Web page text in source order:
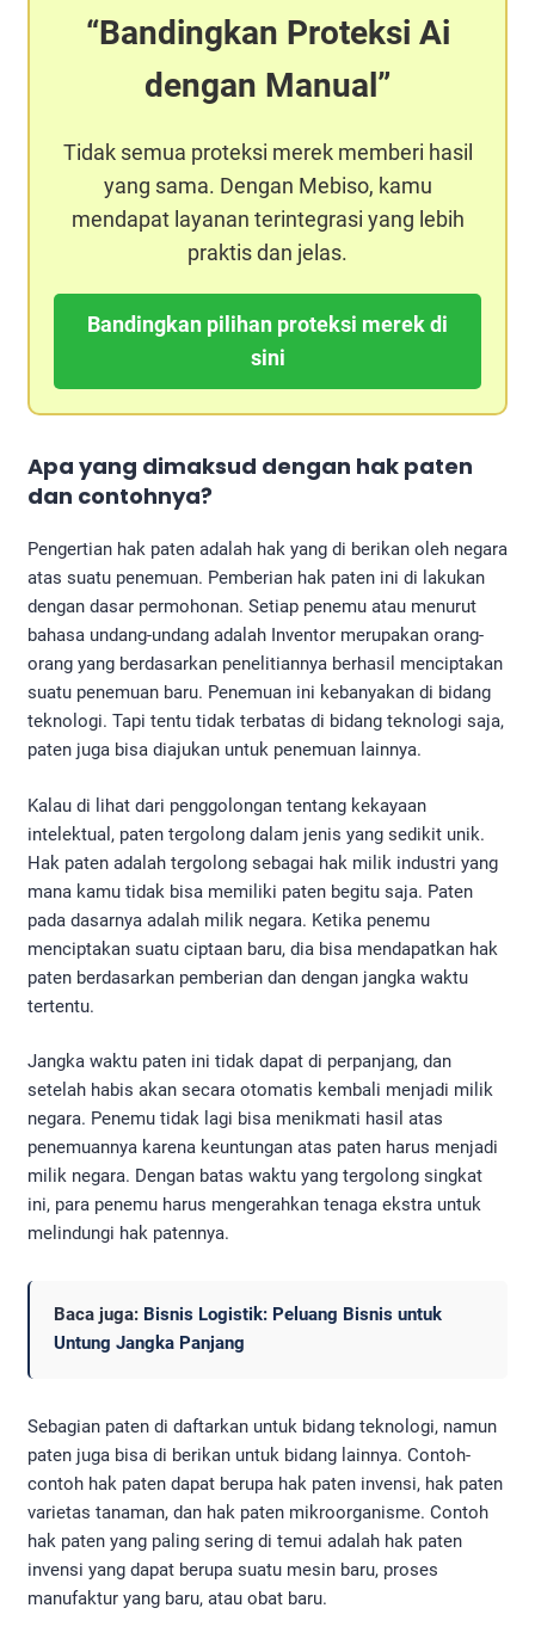
Bandingkan Proteksi Ai
dengan Manual
Tidak semua proteksi merek memberi hasil
yang sama. Dengan Mebiso, kamu
mendapat layanan terintegrasi yang lebih
praktis dan jelas.
Bandingkan pilihan proteksi merek di
sini
Apa yang dimaksud dengan hak paten
dan contohnya?
Pengertian hak paten adalah hak yang di berikan oleh negara
atas suatu penemuan. Pemberian hak paten ini di lakukan
dengan dasar permohonan. Setiap penemu atau menurut
bahasa undang-undang adalah Inventor merupakan orang-
orang yang berdasarkan penelitiannya berhasil menciptakan
suatu penemuan baru. Penemuan ini kebanyakan di bidang
teknologi. Tapi tentu tidak terbatas di bidang teknologi saja,
paten juga bisa diajukan untuk penemuan lainnya.
Kalau di lihat dari penggolongan tentang kekayaan
intelektual, paten tergolong dalam jenis yang sedikit unik.
Hak paten adalah tergolong sebagai hak milik industri yang
mana kamu tidak bisa memiliki paten begitu saja. Paten
pada dasarnya adalah milik negara. Ketika penemu
menciptakan suatu ciptaan baru, dia bisa mendapatkan hak
paten berdasarkan pemberian dan dengan jangka waktu
tertentu.
Jangka waktu paten ini tidak dapat di perpanjang, dan
setelah habis akan secara otomatis kembali menjadi milik
negara. Penemu tidak lagi bisa menikmati hasil atas
penemuannya karena keuntungan atas paten harus menjadi
milik negara. Dengan batas waktu yang tergolong singkat
ini, para penemu harus mengerahkan tenaga ekstra untuk
melindungi hak patennya.
Baca juga: Bisnis Logistik: Peluang Bisnis untuk
Untung Jangka Panjang
Sebagian paten di daftarkan untuk bidang teknologi, namun
paten juga bisa di berikan untuk bidang lainnya. Contoh-
contoh hak paten dapat berupa hak paten invensi, hak paten
varietas tanaman, dan hak paten mikroorganisme. Contoh
hak paten yang paling sering di temui adalah hak paten
invensi yang dapat berupa suatu mesin baru, proses
manufaktur yang baru, atau obat baru.